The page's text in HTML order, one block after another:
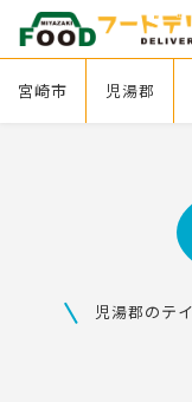
宮崎市 児湯郡
児湯郡のテ